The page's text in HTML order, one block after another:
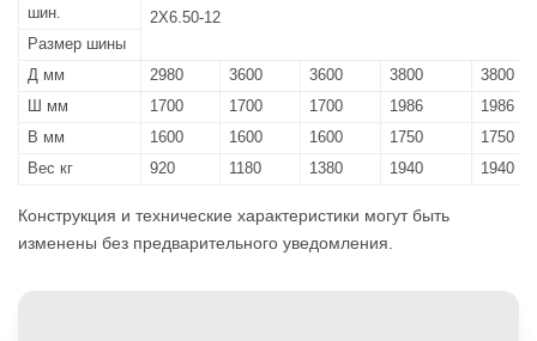
шин.
2X6.50-12
Размер шины
Д мм
2980 3600 3600 3800
3800
Ш мм
1700 1700 1700 1986
1986
В мм
1600 1600 1600 1750
1750
Вес кг
920 1180 1380 1940 1940
Конструкция и технические характеристики могут быть
изменены без предварительного уведомления.